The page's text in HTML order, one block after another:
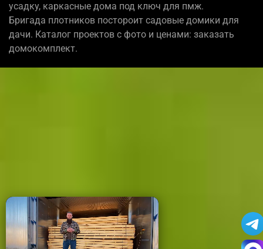
усадку, каркасные дома под ключ для пмж.
Бригада плотников постороит садовые домики для
дачи. Каталог проектов с фото и ценами: заказать
домокомплект.